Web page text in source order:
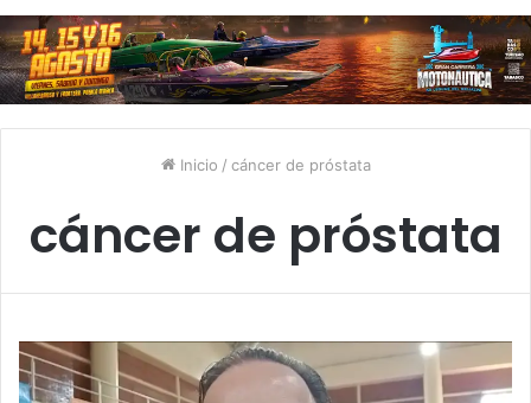
Inicio / cáncer de próstata
cáncer de próstata